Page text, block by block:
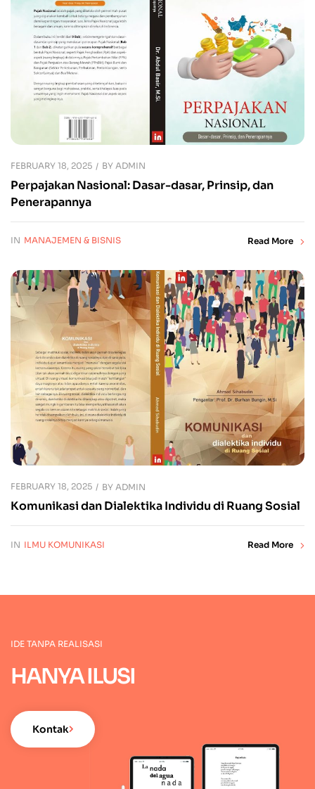
FEBRUARY 18, 2025 BY ADMIN
Perpajakan Nasional: Dasar-dasar, Prinsip, dan
Penerapannya
IN MANAJEMEN & BISNIS Read More
FEBRUARY 18, 2025 BY ADMIN
Komunikasi dan Dialektika Individu di Ruang Sosial
IN ILMU KOMUNIKASI Read More
IDE TANPA REALISASI
HANYA ILUSI
Kontak